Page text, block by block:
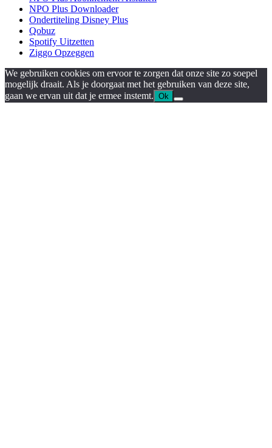
NPO Plus Downloader
Ondertiteling Disney Plus
Qobuz
Spotify Uitzetten
Ziggo Opzeggen
We gebruiken cookies om ervoor te zorgen dat onze site zo soepel
mogelijk draait. Als je doorgaat met het gebruiken van deze site,
gaan we ervan uit dat je ermee instemt. Ok